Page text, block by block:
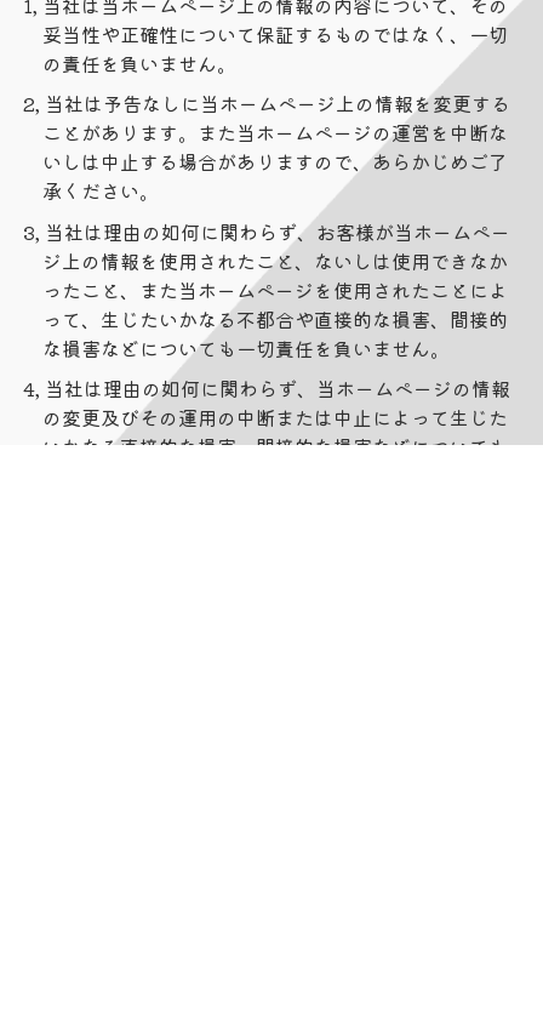
妥当性や正確性について保証するものではなく、一切
の責任を負いません。
2, 当社は予告なしに当ホームページ上の情報を変更する
ことがあります。また当ホームページの運営を中断な
いしは中止する場合がありますので、あらかじめご了
承ください。
3, 当社は理由の如何に関わらず、お客様が当ホームペー
ジ上の情報を使用されたこと、ないしは使用できなか
ったこと、また当ホームページを使用されたことによ
って、生じたいかなる不都合や直接的な損害、間接的
な損害などについても一切責任を負いません。
4, 当社は理由の如何に関わらず、当ホームページの情報
の変更及びその運用の中断または中止によって生じた
いかなる直接的な損害、間接的な損害などについても